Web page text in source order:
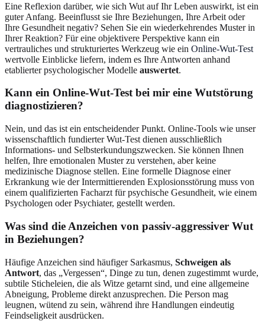
Eine Reflexion darüber, wie sich Wut auf Ihr Leben auswirkt, ist ein
guter Anfang. Beeinflusst sie Ihre Beziehungen, Ihre Arbeit oder
Ihre Gesundheit negativ? Sehen Sie ein wiederkehrendes Muster in
Ihrer Reaktion? Für eine objektivere Perspektive kann ein
vertrauliches und strukturiertes Werkzeug wie ein Online-Wut-Test
wertvolle Einblicke liefern, indem es Ihre Antworten anhand
etablierter psychologischer Modelle auswertet.
Kann ein Online-Wut-Test bei mir eine Wutstörung
diagnostizieren?
Nein, und das ist ein entscheidender Punkt. Online-Tools wie unser
wissenschaftlich fundierter Wut-Test dienen ausschließlich
Informations- und Selbsterkundungszwecken. Sie können Ihnen
helfen, Ihre emotionalen Muster zu verstehen, aber keine
medizinische Diagnose stellen. Eine formelle Diagnose einer
Erkrankung wie der Intermittierenden Explosionsstörung muss von
einem qualifizierten Facharzt für psychische Gesundheit, wie einem
Psychologen oder Psychiater, gestellt werden.
Was sind die Anzeichen von passiv-aggressiver Wut
in Beziehungen?
Häufige Anzeichen sind häufiger Sarkasmus, Schweigen als
Antwort, das „Vergessen“, Dinge zu tun, denen zugestimmt wurde,
subtile Sticheleien, die als Witze getarnt sind, und eine allgemeine
Abneigung, Probleme direkt anzusprechen. Die Person mag
leugnen, wütend zu sein, während ihre Handlungen eindeutig
Feindseligkeit ausdrücken.